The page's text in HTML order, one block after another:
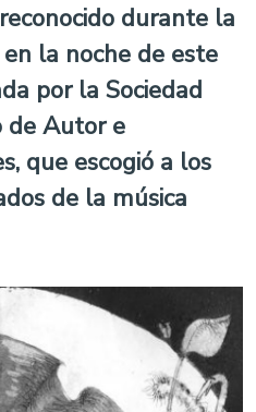
durante la
la noche de este
por la Sociedad
de Autor e
que escogió a los
de la música